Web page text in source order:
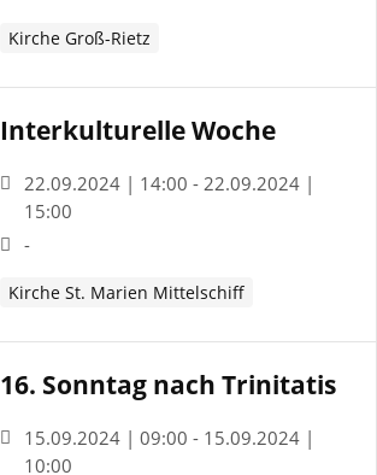
Kirche Groß-Rietz
Interkulturelle Woche
22.09.2024 | 14:00 - 22.09.2024 |
15:00
-
Kirche St. Marien Mittelschiff
16. Sonntag nach Trinitatis
15.09.2024 | 09:00 - 15.09.2024 |
10:00